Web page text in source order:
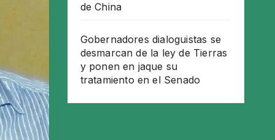
de China
Gobernadores dialoguistas se
desmarcan de la ley de Tierras
y ponen en jaque su
tratamiento en el Senado